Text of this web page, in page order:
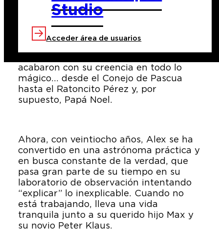
Studio
Acceder área de usuarios
Criada por un padre astrofísico y una
madre psicóloga, Alex Smith fue
educada desde muy pequeña en las
acabaron con su creencia en todo lo
mágico… desde el Conejo de Pascua
hasta el Ratoncito Pérez y, por
supuesto, Papá Noel.
Ahora, con veintiocho años, Alex se ha
convertido en una astrónoma práctica y
en busca constante de la verdad, que
pasa gran parte de su tiempo en su
laboratorio de observación intentando
“explicar” lo inexplicable. Cuando no
está trabajando, lleva una vida
tranquila junto a su querido hijo Max y
su novio Peter Klaus.